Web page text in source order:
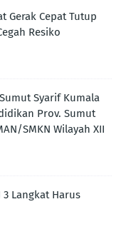
Gerak Cepat Tutup
Resiko
Syarif Kumala
Prov. Sumut
SMKN Wilayah XII
3 Langkat Harus